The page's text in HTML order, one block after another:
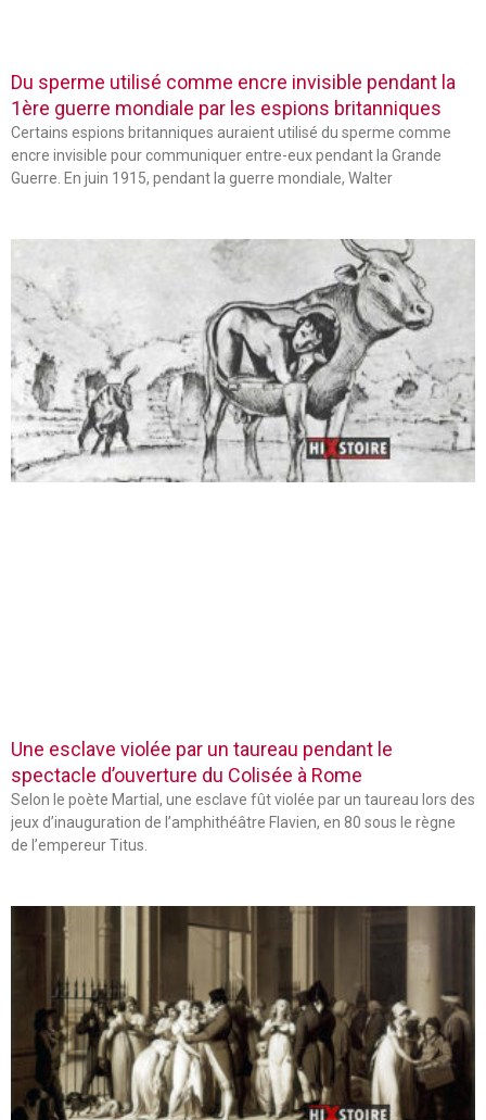
Du sperme utilisé comme encre invisible pendant la
1ère guerre mondiale par les espions britanniques
Certains espions britanniques auraient utilisé du sperme comme
encre invisible pour communiquer entre-eux pendant la Grande
Guerre. En juin 1915, pendant la guerre mondiale, Walter
Une esclave violée par un taureau pendant le
spectacle d’ouverture du Colisée à Rome
Selon le poète Martial, une esclave fût violée par un taureau lors des
jeux d’inauguration de l’amphithéâtre Flavien, en 80 sous le règne
de l’empereur Titus.